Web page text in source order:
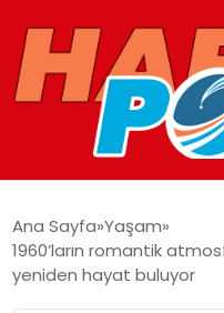
GUNCEL
Ana Sayfa Yaşam
1960’ların romantik
yeniden hayat buluyor